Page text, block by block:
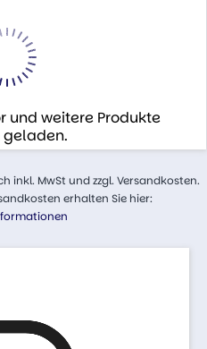
und weitere Produkte
inkl. MwSt und zzgl. Versandkosten.
erhalten Sie hier: